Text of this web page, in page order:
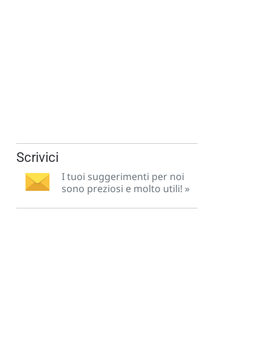
Scrivici
I tuoi suggerimenti per noi
sono preziosi e molto utili! »